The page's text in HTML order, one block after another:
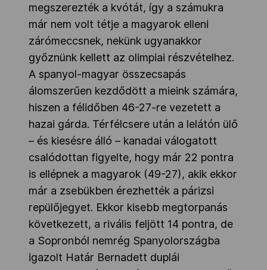
megszerezték a kvótát, így a számukra
már nem volt tétje a magyarok elleni
zárómeccsnek, nekünk ugyanakkor
győznünk kellett az olimpiai részvételhez.
A spanyol-magyar összecsapás
álomszerűen kezdődött a mieink számára,
hiszen a félidőben 46-27-re vezetett a
hazai gárda. Térfélcsere után a lelátón ülő
– és kiesésre álló – kanadai válogatott
csalódottan figyelte, hogy már 22 pontra
is ellépnek a magyarok (49-27), akik ekkor
már a zsebükben érezhették a párizsi
repülőjegyet. Ekkor kisebb megtorpanás
következett, a rivális feljött 14 pontra, de
a Sopronból nemrég Spanyolországba
igazolt Határ Bernadett duplái